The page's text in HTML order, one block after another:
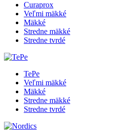
Curaprox
Veľmi mäkké
Mäkké
Stredne mäkké
Stredne tvrdé
TePe
Veľmi mäkké
Mäkké
Stredne mäkké
Stredne tvrdé